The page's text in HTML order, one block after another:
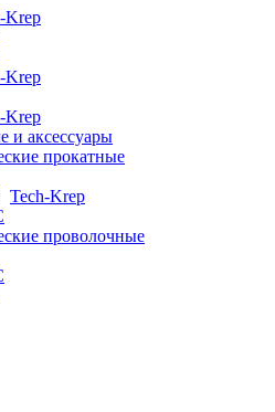
Krep
Krep
Krep
и аксессуары
прокатные
Tech-Krep
проволочные